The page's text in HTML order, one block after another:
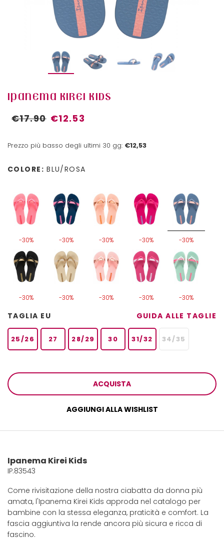
IPANEMA KIREI KIDS
€17.90 €12.53
Prezzo più basso degli ultimi 30 gg: €12,53
COLORE: BLU/ROSA
-30% -30% -30% -30% -30%
-30% -30% -30% -30% -30%
TAGLIA EU GUIDA ALLE TAGLIE
25/26 27 28/29 30 31/32 34/35
ACQUISTA
AGGIUNGI ALLA WISHLIST
Ipanema Kirei Kids
IP.83543
Come rivisitazione della nostra ciabatta da donna più
amata, l'Ipanema Kirei Kids approda nel catalogo per
bambine con la stessa eleganza, praticità e comfort. La
fascia aggiuntiva la rende ancora più sicura e ricca di
fascino.